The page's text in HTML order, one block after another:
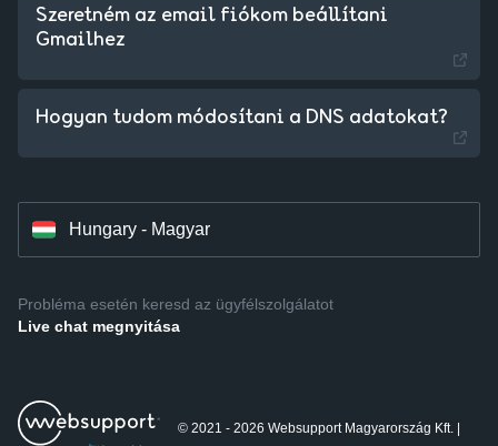
Szeretném az email fiókom beállítani
Gmailhez
Hogyan tudom módosítani a DNS adatokat?
Hungary - Magyar
Probléma esetén keresd az ügyfélszolgálatot
Live chat megnyitása
© 2021 - 2026 Websupport Magyarország Kft. |